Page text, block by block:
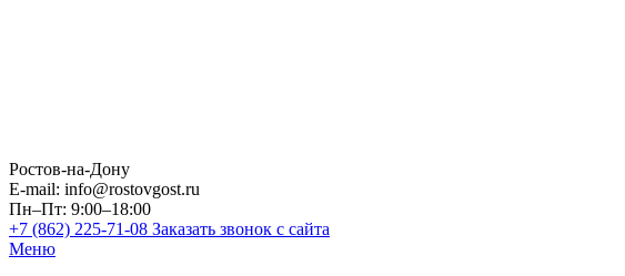
Ростов-на-Дону
E-mail: info@rostovgost.ru
Пн–Пт: 9:00–18:00
+7 (862) 225-71-08 Заказать звонок с сайта
Меню